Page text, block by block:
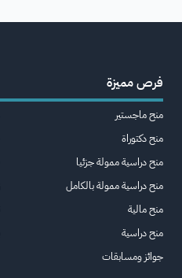
فرص مميزة
منح ماجستير
منح دكتوراة
منح دراسية ممولة جزئيا
منح دراسية ممولة بالكامل
منح مالية
منح دراسية
جوائز ومسابقات